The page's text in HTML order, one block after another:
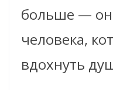
больше —
человека,
вдохнуть